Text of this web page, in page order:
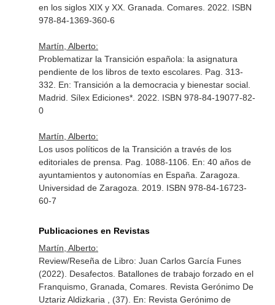
en los siglos XIX y XX. Granada. Comares. 2022. ISBN
978-84-1369-360-6
Martín, Alberto:
Problematizar la Transición española: la asignatura
pendiente de los libros de texto escolares. Pag. 313-
332. En: Transición a la democracia y bienestar social.
Madrid. Sílex Ediciones*. 2022. ISBN 978-84-19077-82-
0
Martín, Alberto:
Los usos políticos de la Transición a través de los
editoriales de prensa. Pag. 1088-1106. En: 40 años de
ayuntamientos y autonomías en España . Zaragoza.
Universidad de Zaragoza. 2019. ISBN 978-84-16723-
60-7
Publicaciones en Revistas
Martín, Alberto:
Review/Reseña de Libro: Juan Carlos García Funes
(2022). Desafectos. Batallones de trabajo forzado en el
Franquismo, Granada, Comares. Revista Gerónimo De
Uztariz Aldizkaria , (37). En: Revista Gerónimo de